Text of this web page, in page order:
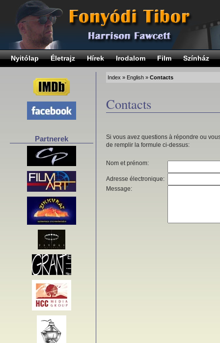
Nyitólap Életrajz Hírek Irodalom Film Színház
Partnerek
Index » English » Contacts
Contacts
Si vous avez questions à répondre ou
de remplir la formule ci-dessus:
Nom et prénom:
Adresse électronique:
Message: